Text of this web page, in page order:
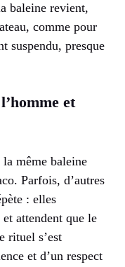
baleine revient,
comme pour
suspendu, presque
et
même baleine
Parfois, d’autres
: elles
attendent que le
rituel s’est
et d’un respect